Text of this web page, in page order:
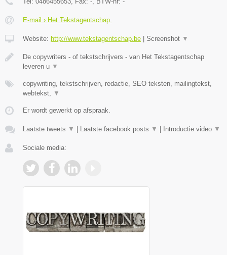
E-mail › Het Tekstagentschap.
Website: http://www.tekstagentschap.be | Screenshot ▼
De copywriters - of tekstschrijvers - van Het Tekstagentschap
leveren u ▼
copywriting, tekstschrijven, redactie, SEO teksten, mailingtekst,
webtekst,
▼
Er wordt gewerkt op afspraak.
Laatste tweets ▼ | Laatste facebook posts ▼ | Introductie video ▼
Sociale media: